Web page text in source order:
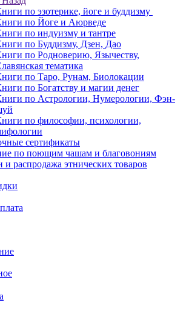
по эзотерике, йоге и буддизму
по Йоге и Аюрведе
по индуизму и тантре
по Буддизму, Дзен, Дао
по Родноверию, Язычеству,
тематика
по Таро, Рунам, Биолокации
по Богатству и магии денег
по Астрологии, Нумерологии, Фэн-
по философии, психологии,
сертификаты
по поющим чашам и благовониям
и распродажа этнических товаров